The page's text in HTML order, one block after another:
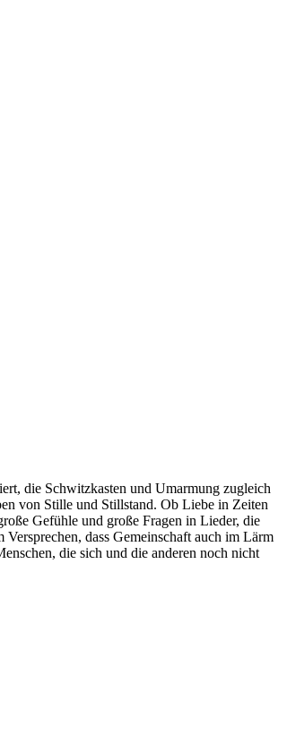
die Schwitzkasten und Umarmung zugleich
von Stille und Stillstand. Ob Liebe in Zeiten
Gefühle und große Fragen in Lieder, die
dass Gemeinschaft auch im Lärm
die sich und die anderen noch nicht